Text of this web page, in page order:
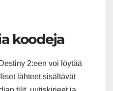
koodeja
2:een voi löytää
lähteet sisältävät